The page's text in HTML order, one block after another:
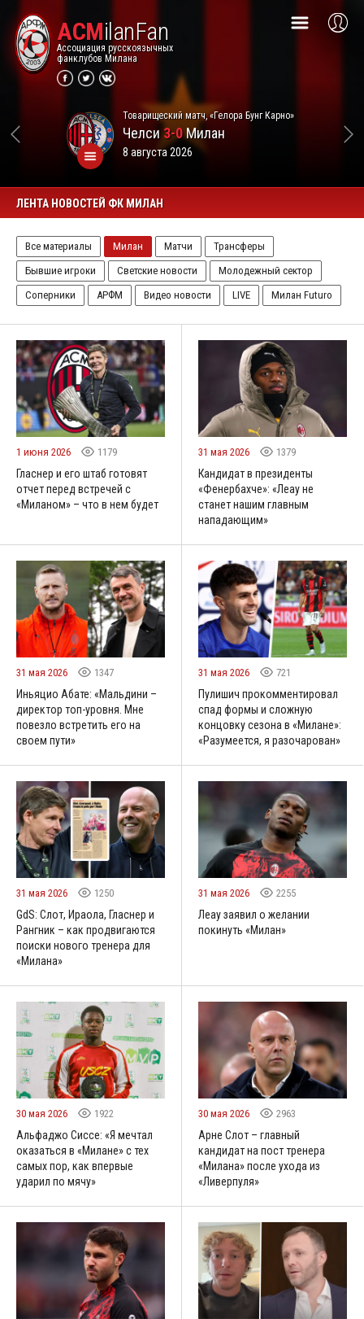
ACMilanFan
Ассоциация русскоязычных
фанклубов Милана
Товарищеский матч, «Гелора Бунг Карно»
Челси3-0Милан
8 августа 2026
ЛЕНТА НОВОСТЕЙ ФК МИЛАН
Все материалы Милан Матчи
Трансферы
Бывшие игроки
Светские новости
Молодежный сектор
Соперники
АРФМ Видео новости LIVE Милан Futuro
1 июня 2026 1179
Гласнер и его штаб готовят
отчет перед встречей с
«Миланом» – что в нем будет
31 мая 2026 1379
Кандидат в президенты
«Фенербахче»: «Леау не
станет нашим главным
нападающим»
31 мая 2026 1347
Иньяцио Абате: «Мальдини –
директор топ-уровня. Мне
повезло встретить его на
своем пути»
31 мая 2026 721
Пулишич прокомментировал
спад формы и сложную
концовку сезона в «Милане»:
«Разумеется, я разочарован»
31 мая 2026 1250
GdS: Слот, Ираола, Гласнер и
Рангник – как продвигаются
поиски нового тренера для
«Милана»
31 мая 2026 2255
Леау заявил о желании
покинуть «Милан»
30 мая 2026 1922
Альфаджо Сиссе: «Я мечтал
оказаться в «Милане» с тех
самых пор, как впервые
ударил по мячу»
30 мая 2026 2963
Арне Слот – главный
кандидат на пост тренера
«Милана» после ухода из
«Ливерпуля»